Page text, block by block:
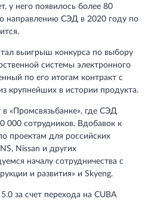
у него появилось более 80
направлению СЭД в 2020 году по
выигрыш конкурса по выбору
системы электронного
по его итогам контракт с
крупнейших в истории продукта.
в «Промсвязьбанке», где СЭД
000 сотрудников. Вдобавок к
проектам для российских
Nissan и других
началу сотрудничества с
и развития» и Skyeng.
за счет перехода на CUBA